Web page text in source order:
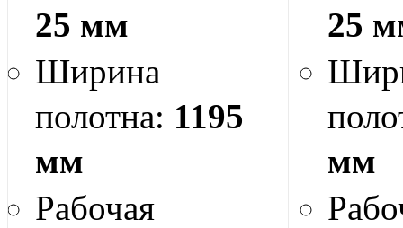
25 мм
Ширина
полотна: 1195
мм
Рабочая
25
мм